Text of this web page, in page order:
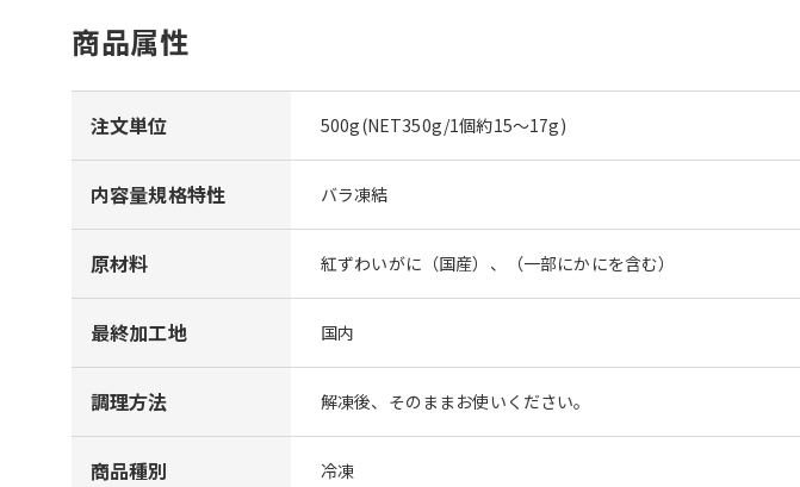
商品属性
注文単位 500g(NET350g/1個約15～17g)
内容量規格特性 バラ凍結
原材料 紅ずわいがに（国産）、（一部にかにを含む）
最終加工地 国内
調理方法 解凍後、そのままお使いください。
商品種別 冷凍